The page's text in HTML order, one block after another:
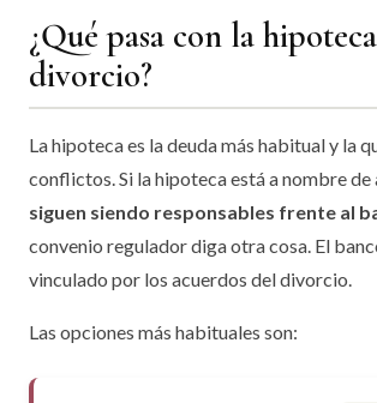
¿Qué pasa con la
divorcio?
La hipoteca es la deuda más habitual y la
conflictos. Si la hipoteca está a nombre de
siguen siendo responsables frente al
convenio regulador diga otra cosa. El
vinculado por los acuerdos del divorcio.
Las opciones más habituales son: